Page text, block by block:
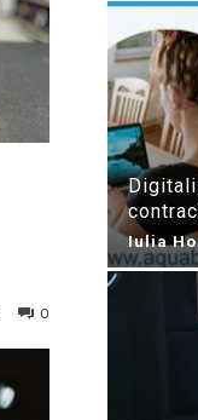
0
Iulia